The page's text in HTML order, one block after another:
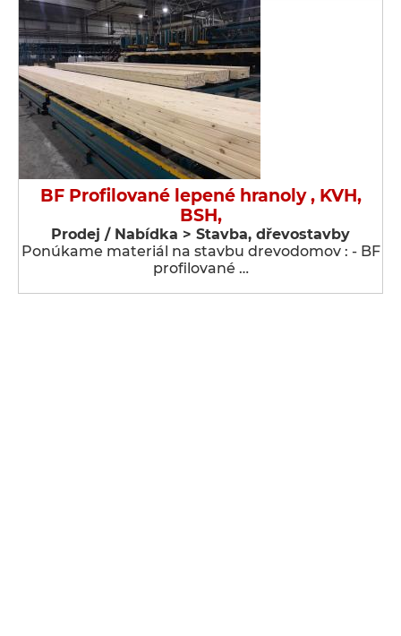
BF Profilované lepené hranoly , KVH,
BSH,
Prodej / Nabídka > Stavba, dřevostavby
Ponúkame materiál na stavbu drevodomov : - BF
profilované …